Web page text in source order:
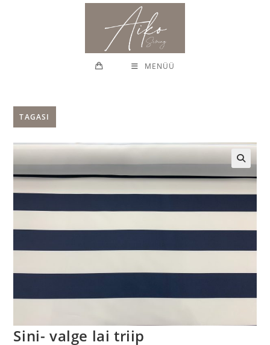
MENÜÜ
TAGASI
🔍
Sini- valge lai triip